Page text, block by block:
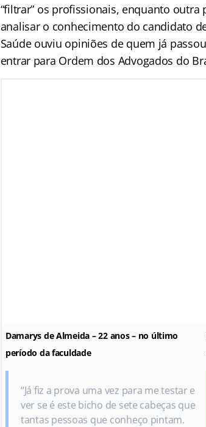
“filtrar” os profissionais, enquanto
analisar o conhecimento do candidato
Saúde ouviu opiniões de quem já
entrar para Ordem dos Advogados do
Damarys de Almeida – 22 anos – no último
período da faculdade
“Já fiz a prova uma vez para me testar e
ver se é este bicho de sete cabeças que
tantas pessoas que conheço pintam.